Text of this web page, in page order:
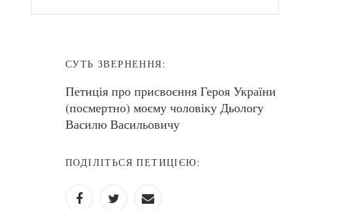
СУТЬ ЗВЕРНЕННЯ:
Петиція про присвоєння Героя України
(посмертно) моєму чоловіку Дьологу
Василю Васильовичу
ПОДІЛІТЬСЯ ПЕТИЦІЄЮ: